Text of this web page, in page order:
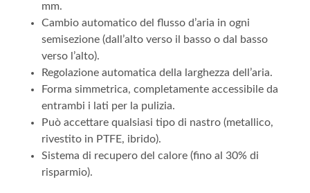
mm.
Cambio automatico del flusso d’aria in ogni
semisezione (dall’alto verso il basso o dal basso
verso l’alto).
Regolazione automatica della larghezza dell’aria.
Forma simmetrica, completamente accessibile da
entrambi i lati per la pulizia.
Può accettare qualsiasi tipo di nastro (metallico,
rivestito in PTFE, ibrido).
Sistema di recupero del calore (fino al 30% di
risparmio).